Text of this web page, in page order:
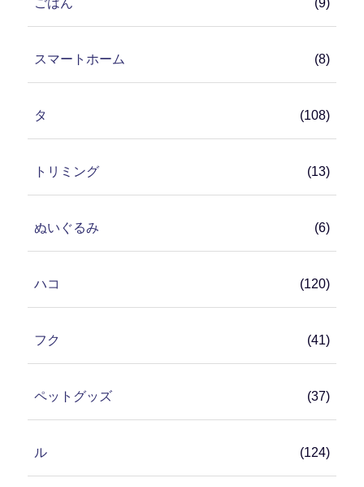
スマートホーム (8)
タ (108)
トリミング (13)
ぬいぐるみ (6)
ハコ (120)
フク (41)
ペットグッズ (37)
ル (124)